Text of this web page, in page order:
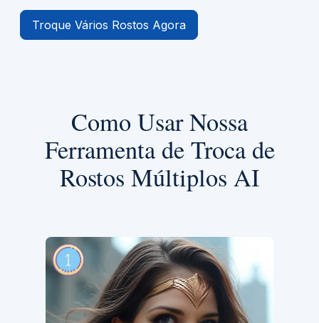
Troque Vários Rostos Agora
Como Usar Nossa
Ferramenta de Troca de
Rostos Múltiplos AI